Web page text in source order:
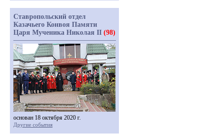
Ставропольский отдел
Казачьего Конвоя Памяти
Царя Мученика Николая II (98)
основан 18 октября 2020 г.
Другие события